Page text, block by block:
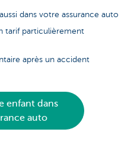
dans votre assurance auto
tarif particulièrement
après un accident
enfant dans
auto